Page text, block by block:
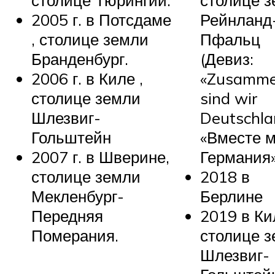
2005 г. в Потсдаме
, столице земли
Бранденбург.
2006 г. в Киле ,
столице земли
Шлезвиг-
Гольштейн
2007 г. в Шверине,
столице земли
Мекленбург-
Передняя
Померания.
Пфальц
(Девиз:
sind wir
«Вместе
2018 в
Берлине
2019 в
столице
Шлезвиг-